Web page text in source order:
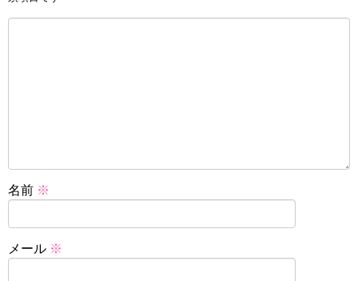
名前 ※
メール ※